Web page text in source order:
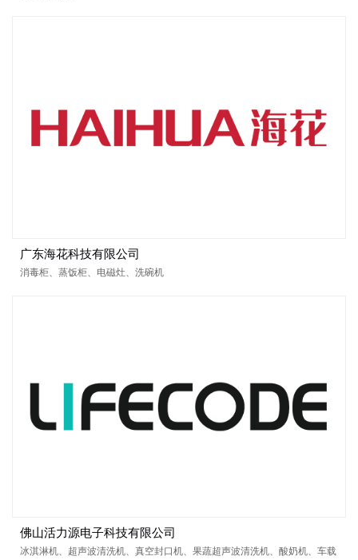
广东海花科技有限公司
消毒柜、蒸饭柜、电磁灶、洗碗机
佛山活力源电子科技有限公司
冰淇淋机、超声波清洗机、真空封口机、果蔬超声波清洗机、酸奶机、车载